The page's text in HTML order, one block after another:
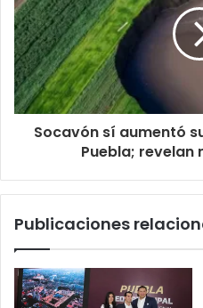
Socavón sí aumentó
Puebla; revelan
Publicaciones